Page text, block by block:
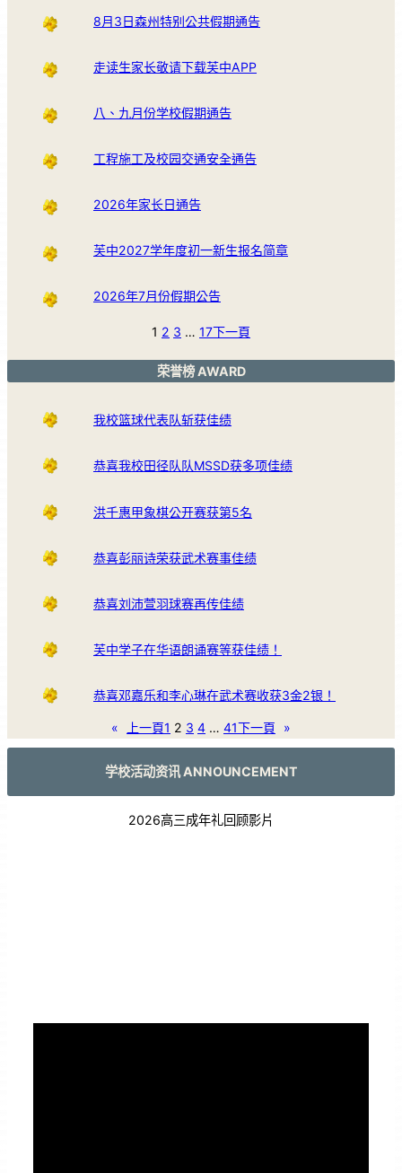
8月3日森州特别公共假期通告
走读生家长敬请下载芙中APP
八、九月份学校假期通告
工程施工及校园交通安全通告
2026年家长日通告
芙中2027学年度初一新生报名简章
2026年7月份假期公告
1 2 3 … 17下一頁
荣誉榜 AWARD
我校篮球代表队斩获佳绩
恭喜我校田径队队MSSD获多项佳绩
洪千惠甲象棋公开赛获第5名
恭喜彭丽诗荣获武术赛事佳绩
恭喜刘沛萱羽球赛再传佳绩
芙中学子在华语朗诵赛等获佳绩！
恭喜邓嘉乐和李心琳在武术赛收获3金2银！
« 上一頁1 2 3 4 … 41下一頁 »
学校活动资讯 ANNOUNCEMENT
2026高三成年礼回顾影片